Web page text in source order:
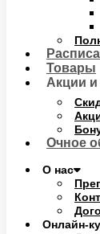
Товары
Акции и
Очное
О нас
Онлайн-